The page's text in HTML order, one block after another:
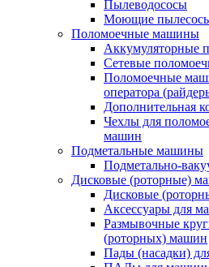
Пылеводососы
Моющие пылесосы
Поломоечные машины
Аккумуляторные
Сетевые
Поломоечные
оператора
Дополнительная
Чехлы для
машин
Подметальные машины
Подметально-
Дисковые (роторные)
Дисковые
Аксессуары для
Размывочные
(роторных) машин
Пады (насадки)